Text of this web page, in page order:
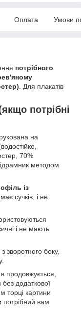
Оплата Умови
потрібного
. Для плакатів
потрібні
на
70%
методом
із
сучків, і не
і не мають
зворотного боку,
продовжується,
додаткової
торці картини
вам